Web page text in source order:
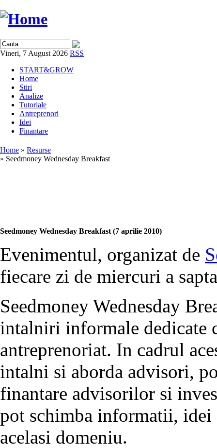
Vineri, 7 August 2026 RSS
START&GROW
Home
Stiri
Analize
Tutoriale
Antreprenori
Idei
Finantare
Home » Resurse
» Seedmoney Wednesday Breakfast
Seedmoney Wednesday Breakfast (7 aprilie 2010)
Evenimentul, organizat de
fiecare zi de miercuri a
Seedmoney Wednesday
intalniri informale dedicate
antreprenoriat. In cadrul
intalni si aborda advisori,
finantare advisorilor si
pot schimba informatii, idei
acelasi domeniu.